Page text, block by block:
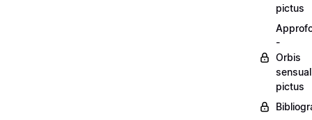
pictus
-
Orbis
pictus